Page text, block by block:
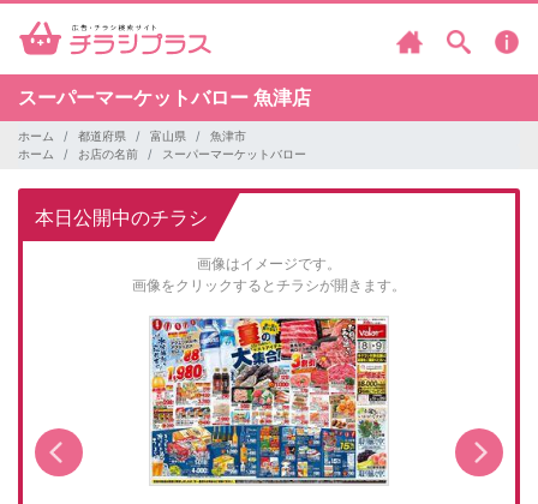
スーパーマーケットバロー 魚津店
ホーム 都道府県 富山県
魚津市
ホーム
お店の名前 スーパーマーケットバロー
本日公開中のチラシ
画像はイメージです。
画像をクリックするとチラシが開きます。